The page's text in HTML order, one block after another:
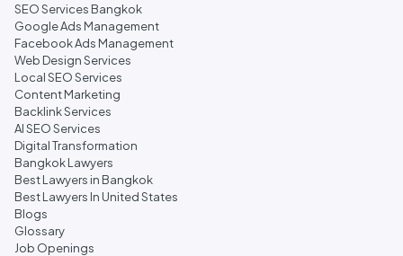
SEO Services Bangkok
Google Ads Management
Facebook Ads Management
Web Design Services
Local SEO Services
Content Marketing
Backlink Services
AI SEO Services
Digital Transformation
Bangkok Lawyers
Best Lawyers in Bangkok
Best Lawyers In United States
Blogs
Glossary
Job Openings